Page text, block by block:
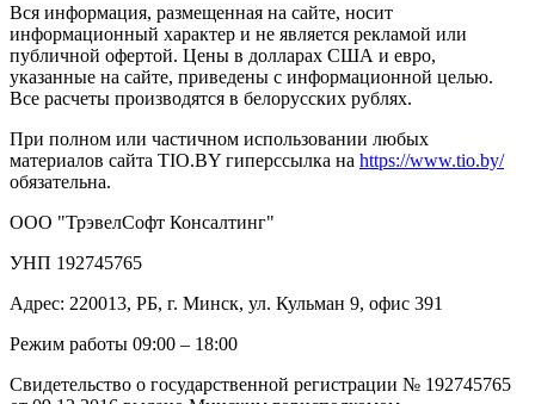
Вся информация, размещенная на сайте, носит
информационный характер и не является рекламой или
публичной офертой. Цены в долларах США и евро,
указанные на сайте, приведены с информационной целью.
Все расчеты производятся в белорусских рублях.
При полном или частичном использовании любых
материалов сайта TIO.BY гиперссылка на https://www.tio.by/
обязательна.
ООО "ТрэвелСофт Консалтинг"
УНП 192745765
Адрес: 220013, РБ, г. Минск, ул. Кульман 9, офис 391
Режим работы 09:00 – 18:00
Свидетельство о государственной регистрации № 192745765